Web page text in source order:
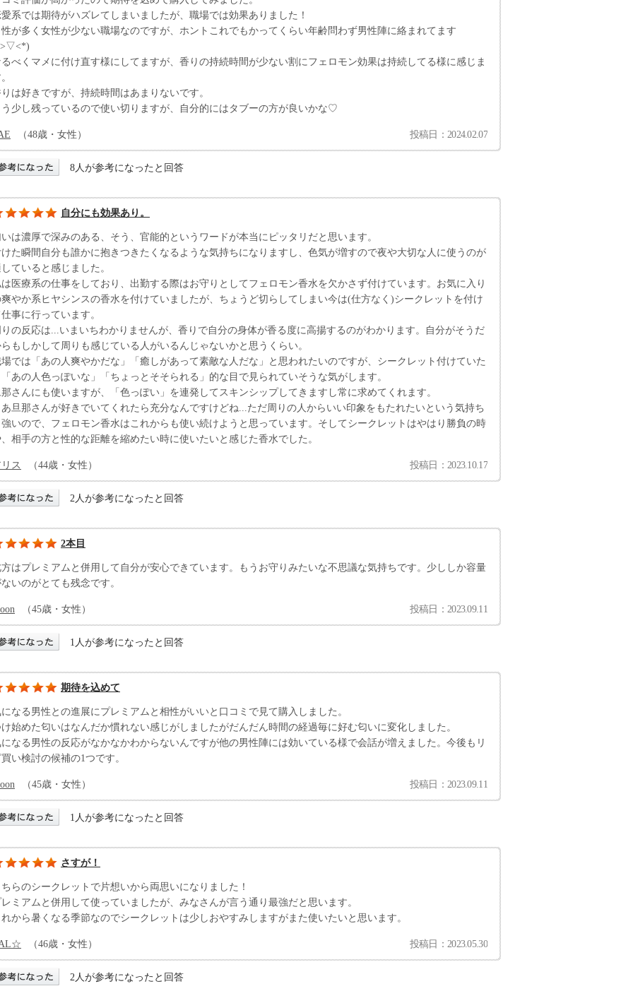
系では期待がハズレてしまいましたが、職場では効果ありました！
が多く女性が少ない職場なのですが、ホントこれでもかってくらい年齢問わず男性陣に絡まれてます
べくマメに付け直す様にしてますが、香りの持続時間が少ない割にフェロモン効果は持続してる様に感じま
は好きですが、持続時間はあまりないです。
少し残っているので使い切りますが、自分的にはタブーの方が良いかな♡
（48歳・女性） 投稿日：2024.02.07
8人が参考になったと回答
自分にも効果あり。
は濃厚で深みのある、そう、官能的というワードが本当にピッタリだと思います。
た瞬間自分も誰かに抱きつきたくなるような気持ちになりますし、色気が増すので夜や大切な人に使うのが
ていると感じました。
医療系の仕事をしており、出勤する際はお守りとしてフェロモン香水を欠かさず付けています。お気に入り
やか系ヒヤシンスの香水を付けていましたが、ちょうど切らしてしまい今は(仕方なく)シークレットを付け
事に行っています。
の反応は...いまいちわかりませんが、香りで自分の身体が香る度に高揚するのがわかります。自分がそうだ
もしかして周りも感じている人がいるんじゃないかと思うくらい。
では「あの人爽やかだな」「癒しがあって素敵な人だな」と思われたいのですが、シークレット付けていた
あの人色っぽいな」「ちょっとそそられる」的な目で見られていそうな気がします。
さんにも使いますが、「色っぽい」を連発してスキンシップしてきますし常に求めてくれます。
旦那さんが好きでいてくれたら充分なんですけどね...ただ周りの人からいい印象をもたれたいという気持ち
いので、フェロモン香水はこれからも使い続けようと思っています。そしてシークレットはやはり勝負の時
相手の方と性的な距離を縮めたい時に使いたいと感じた香水でした。
ス （44歳・女性） 投稿日：2023.10.17
2人が参考になったと回答
2本目
はプレミアムと併用して自分が安心できています。もうお守りみたいな不思議な気持ちです。少ししか容量
いのがとても残念です。
（45歳・女性） 投稿日：2023.09.11
1人が参考になったと回答
期待を込めて
なる男性との進展にプレミアムと相性がいいと口コミで見て購入しました。
始めた匂いはなんだか慣れない感じがしましたがだんだん時間の経過毎に好む匂いに変化しました。
なる男性の反応がなかなかわからないんですが他の男性陣には効いている様で会話が増えました。今後もリ
い検討の候補の1つです。
（45歳・女性） 投稿日：2023.09.11
1人が参考になったと回答
さすが！
らのシークレットで片想いから両思いになりました！
ミアムと併用して使っていましたが、みなさんが言う通り最強だと思います。
から暑くなる季節なのでシークレットは少しおやすみしますがまた使いたいと思います。
（46歳・女性） 投稿日：2023.05.30
2人が参考になったと回答